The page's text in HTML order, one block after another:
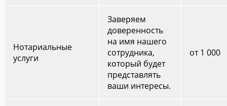
Нотариальные
услуги
Заверяем
доверенность
на имя нашего
сотрудника,
который будет
представлять
ваши интересы.
от 1 000